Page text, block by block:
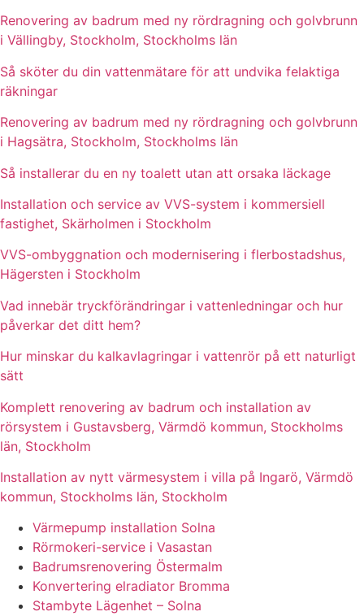
Renovering av badrum med ny rördragning och golvbrunn
i Vällingby, Stockholm, Stockholms län
Så sköter du din vattenmätare för att undvika felaktiga
räkningar
Renovering av badrum med ny rördragning och golvbrunn
i Hagsätra, Stockholm, Stockholms län
Så installerar du en ny toalett utan att orsaka läckage
Installation och service av VVS-system i kommersiell
fastighet, Skärholmen i Stockholm
VVS-ombyggnation och modernisering i flerbostadshus,
Hägersten i Stockholm
Vad innebär tryckförändringar i vattenledningar och hur
påverkar det ditt hem?
Hur minskar du kalkavlagringar i vattenrör på ett naturligt
sätt
Komplett renovering av badrum och installation av
rörsystem i Gustavsberg, Värmdö kommun, Stockholms
län, Stockholm
Installation av nytt värmesystem i villa på Ingarö, Värmdö
kommun, Stockholms län, Stockholm
Värmepump installation Solna
Rörmokeri-service i Vasastan
Badrumsrenovering Östermalm
Konvertering elradiator Bromma
Stambyte Lägenhet – Solna